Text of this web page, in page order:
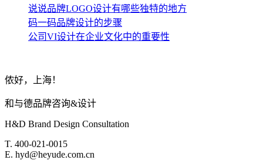
说说品牌LOGO设计有哪些独特的地方
码一码品牌设计的步骤
公司VI设计在企业文化中的重要性
侬好，上海！
和与德品牌咨询&设计
H&D Brand Design Consultation
T. 400-021-0015
E. hyd@heyude.com.cn